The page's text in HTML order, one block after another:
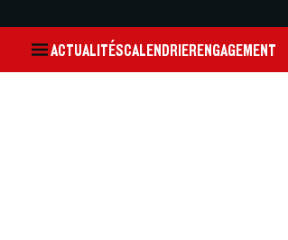
ACTUALITÉSCALENDRIERENGAGEMENT